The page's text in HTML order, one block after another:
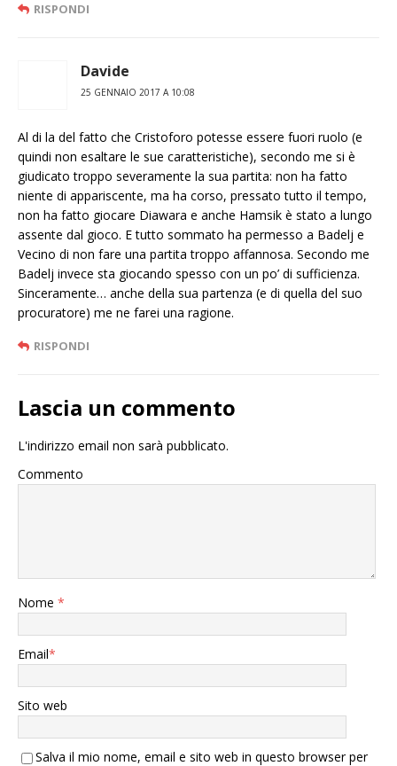
RISPONDI
Davide
25 GENNAIO 2017 A 10:08
Al di la del fatto che Cristoforo potesse essere fuori ruolo (e
quindi non esaltare le sue caratteristiche), secondo me si è
giudicato troppo severamente la sua partita: non ha fatto
niente di appariscente, ma ha corso, pressato tutto il tempo,
non ha fatto giocare Diawara e anche Hamsik è stato a lungo
assente dal gioco. E tutto sommato ha permesso a Badelj e
Vecino di non fare una partita troppo affannosa. Secondo me
Badelj invece sta giocando spesso con un po’ di sufficienza.
Sinceramente… anche della sua partenza (e di quella del suo
procuratore) me ne farei una ragione.
RISPONDI
Lascia un commento
L'indirizzo email non sarà pubblicato.
Commento
Nome *
Email*
Sito web
Salva il mio nome, email e sito web in questo browser per